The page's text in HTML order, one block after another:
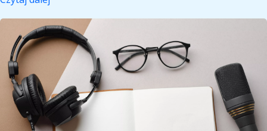
bagaż
klienta
Wywiad
coachem
Anetą
Jurewicz